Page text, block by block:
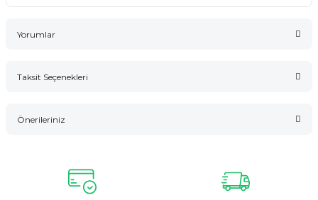
Yorumlar
Taksit Seçenekleri
Önerileriniz
konularda yetersiz gördüğünüz noktaları öneri formunu
kullanarak tarafımıza iletebilirsiniz.